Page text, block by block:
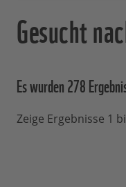
Gesucht
Es wurden 278
Zeige Ergebnisse 1